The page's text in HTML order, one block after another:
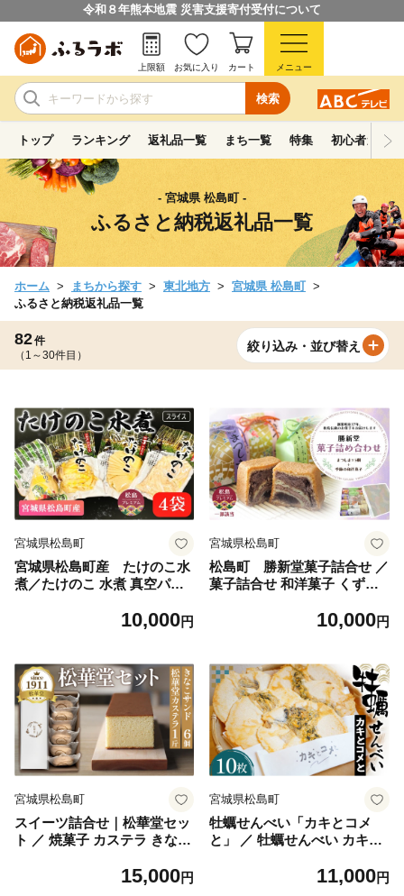
令和８年熊本地震 災害支援寄付受付について
検索
上限額 お気に入り カート メニュー
トップ ランキング 返礼品一覧 まち一覧 特集 初心者ガイド
- 宮城県 松島町 -
ふるさと納税返礼品一覧
ホーム まちから探す 東北地方
宮城県 松島町
ふるさと納税返礼品一覧
82件
（1～30件目）
絞り込み・並び替え
宮城県松島町
宮城県松島町産 たけのこ水
煮／たけのこ 水煮 真空パッ
り 千切り お刺身たけのこ 旬
10,000円
宮城県松島町
松島町 勝新堂菓子詰合せ ／
菓子詰合せ 和洋菓子 くずき
勝新堂 スイーツ 和菓子 洋菓
10,000円
宮城県松島町
スイーツ詰合せ｜松華堂セッ
ト ／ 焼菓子 カステラ きなこ
老舗 しっとり 香ばしい 素材
15,000円
宮城県松島町
牡蠣せんべい「カキとコメ
と」 ／ 牡蠣せんべい カキと
風味 海鮮スナック おつまみ
11,000円